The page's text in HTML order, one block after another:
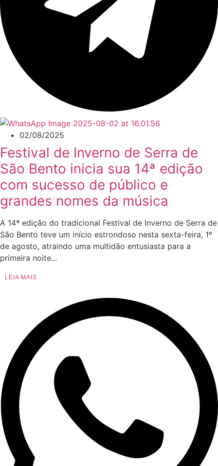
02/08/2025
Festival de Inverno de Serra de
São Bento inicia sua 14ª edição
com sucesso de público e
grandes nomes da música
A 14ª edição do tradicional Festival de Inverno de Serra de
São Bento teve um início estrondoso nesta sexta-feira, 1º
de agosto, atraindo uma multidão entusiasta para a
primeira noite...
LEIA MAIS